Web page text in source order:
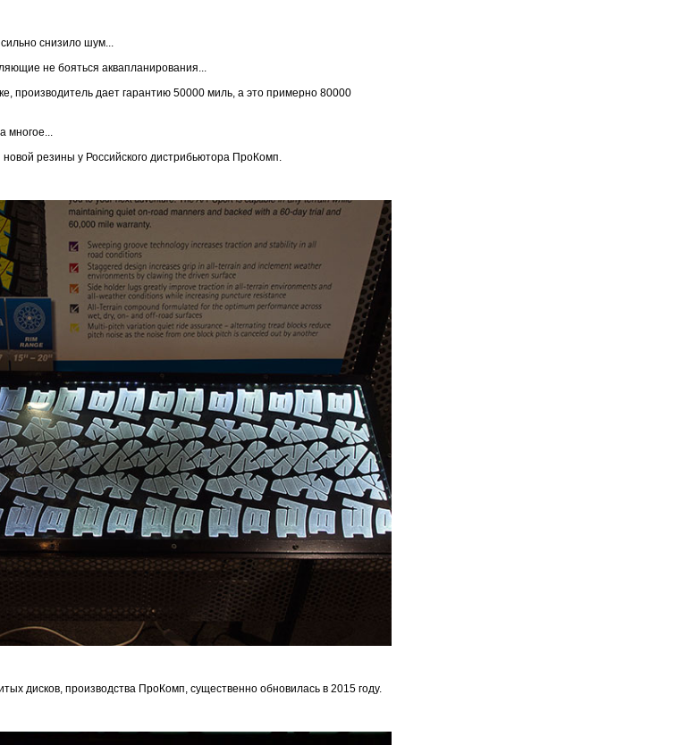
снизило шум...
не бояться аквапланирования...
производитель дает гарантию 50000 миль, а это примерно 80000
многое...
резины у Российского дистрибьютора ПроКомп.
дисков, производства ПроКомп, существенно обновилась в 2015 году.